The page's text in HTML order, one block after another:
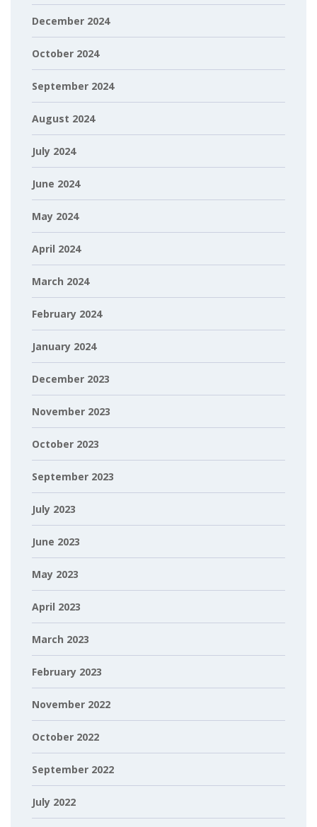
December 2024
October 2024
September 2024
August 2024
July 2024
June 2024
May 2024
April 2024
March 2024
February 2024
January 2024
December 2023
November 2023
October 2023
September 2023
July 2023
June 2023
May 2023
April 2023
March 2023
February 2023
November 2022
October 2022
September 2022
July 2022